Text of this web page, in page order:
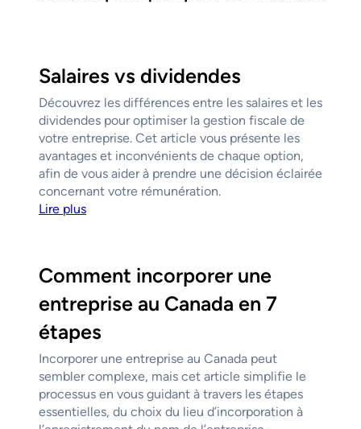
Salaires vs dividendes
Découvrez les différences entre les salaires et les
dividendes pour optimiser la gestion fiscale de
votre entreprise. Cet article vous présente les
avantages et inconvénients de chaque option,
afin de vous aider à prendre une décision éclairée
concernant votre rémunération.
Lire plus
Comment incorporer une
entreprise au Canada en 7
étapes
Incorporer une entreprise au Canada peut
sembler complexe, mais cet article simplifie le
processus en vous guidant à travers les étapes
essentielles, du choix du lieu d’incorporation à